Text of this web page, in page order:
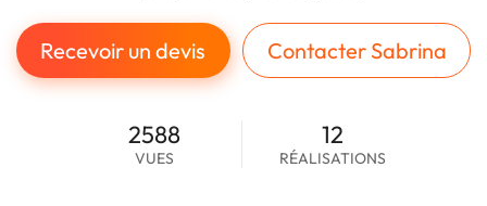
Recevoir un devis Contacter Sabrina
2588
VUES
12
RÉALISATIONS